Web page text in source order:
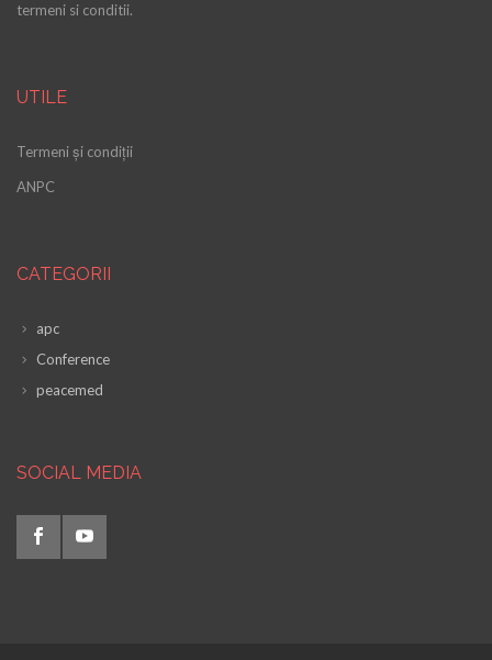
termeni si conditii.
UTILE
Termeni și condiții
ANPC
CATEGORII
apc
Conference
peacemed
SOCIAL MEDIA